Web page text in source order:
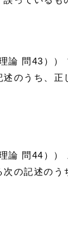
論 問43））
述のうち、正
論 問44））
の記述のう